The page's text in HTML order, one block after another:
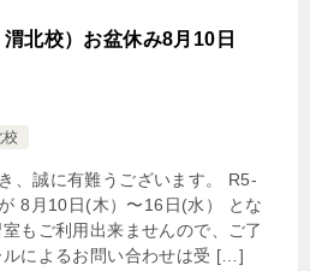
北校）お盆休み8月10日
校
、誠に有難うございます。 R5-
8月10日(木）〜16日(水） とな
もご利用出来ませんので、ご了
によるお問い合わせは受 […]